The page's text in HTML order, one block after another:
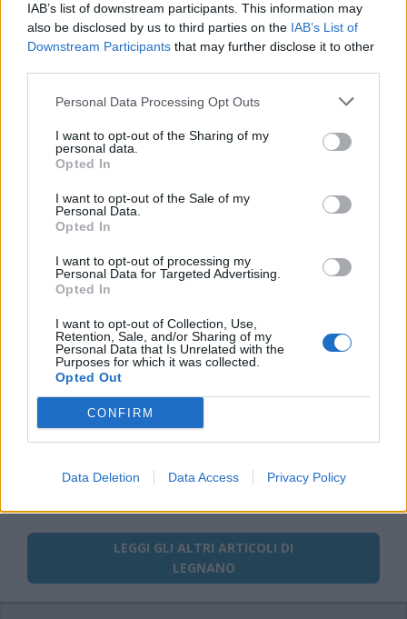
IAB’s list of downstream participants. This information may
also be disclosed by us to third parties on the IAB’s List of
Downstream Participants that may further disclose it to other
Personal Data Processing Opt Outs
I want to opt-out of the Sharing of my
personal data.
Opted In
I want to opt-out of the Sale of my
Personal Data.
Opted In
I want to opt-out of processing my
Personal Data for Targeted Advertising.
Opted In
I want to opt-out of Collection, Use,
Retention, Sale, and/or Sharing of my
Personal Data that Is Unrelated with the
Purposes for which it was collected.
Opted Out
CONFIRM
Data Deletion Data Access Privacy Policy
Luigi Botta
#ilgiornoelastoria
Via Confalonieri, 5
Castronno
diagosto
Redazione
info@legnanonews.com
Noi della redazione di LegnanoNews abbiamo a cuore
l'informazione del nostro territorio e cerchiamo di essere
sempre in prima linea per informarvi in modo puntuale.
LEGGI GLI ALTRI ARTICOLI DI
LEGNANO